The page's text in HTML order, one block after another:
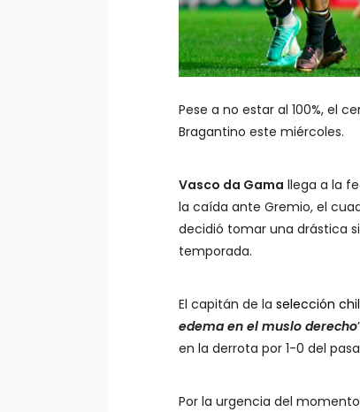
Pese a no estar al 100%, el
Bragantino este miércoles.
Vasco da Gama llega a la
la caída ante Gremio, el
decidió tomar una drástica
temporada.
El capitán de la selección
edema en el muslo derecho
en la derrota por 1-0 del
Por la urgencia del